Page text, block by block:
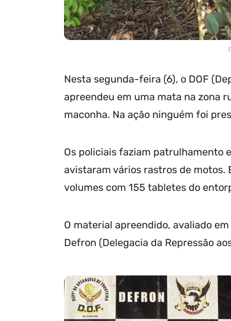
Nesta segunda-feira (6), o DOF
apreendeu em uma mata na zona
maconha. Na ação ninguém foi
Os policiais faziam patrulhamento
avistaram vários rastros de motos.
volumes com 155 tabletes do
O material apreendido, avaliado
Defron (Delegacia da Repressão